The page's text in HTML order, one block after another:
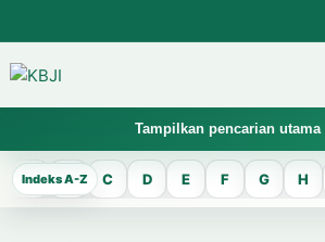
Tampilkan pencarian utama
KBJI WORKSPACE
Hasil
A B C D E F G H